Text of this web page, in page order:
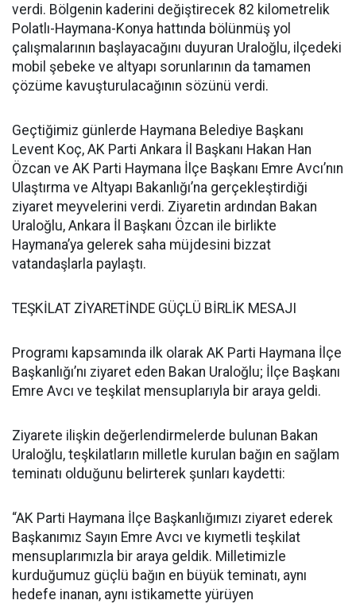
verdi. Bölgenin kaderini değiştirecek 82 kilometrelik
Polatlı-Haymana-Konya hattında bölünmüş yol
çalışmalarının başlayacağını duyuran Uraloğlu, ilçedeki
mobil şebeke ve altyapı sorunlarının da tamamen
çözüme kavuşturulacağının sözünü verdi.
Geçtiğimiz günlerde Haymana Belediye Başkanı
Levent Koç, AK Parti Ankara İl Başkanı Hakan Han
Özcan ve AK Parti Haymana İlçe Başkanı Emre Avcı’nın
Ulaştırma ve Altyapı Bakanlığı’na gerçekleştirdiği
ziyaret meyvelerini verdi. Ziyaretin ardından Bakan
Uraloğlu, Ankara İl Başkanı Özcan ile birlikte
Haymana’ya gelerek saha müjdesini bizzat
vatandaşlarla paylaştı.
TEŞKİLAT ZİYARETİNDE GÜÇLÜ BİRLİK MESAJI
Programı kapsamında ilk olarak AK Parti Haymana İlçe
Başkanlığı’nı ziyaret eden Bakan Uraloğlu; İlçe Başkanı
Emre Avcı ve teşkilat mensuplarıyla bir araya geldi.
Ziyarete ilişkin değerlendirmelerde bulunan Bakan
Uraloğlu, teşkilatların milletle kurulan bağın en sağlam
teminatı olduğunu belirterek şunları kaydetti:
“AK Parti Haymana İlçe Başkanlığımızı ziyaret ederek
Başkanımız Sayın Emre Avcı ve kıymetli teşkilat
mensuplarımızla bir araya geldik. Milletimizle
kurduğumuz güçlü bağın en büyük teminatı, aynı
hedefe inanan, aynı istikamette yürüyen